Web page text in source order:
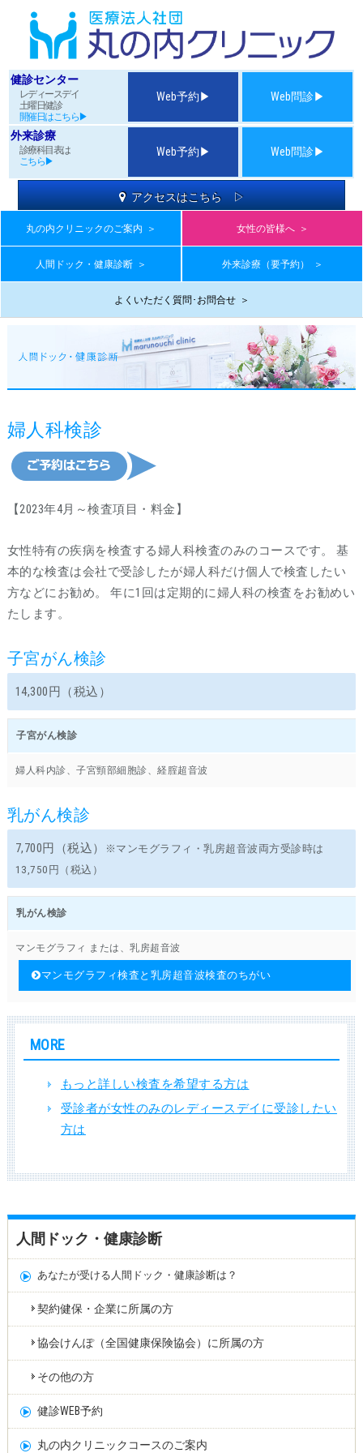
健診センター
レディースデイ
土曜日健診
開催日はこちら▶
Web予約▶ Web問診▶
外来診療
診療科目表は
こちら▶
Web予約▶ Web問診▶
アクセスはこちら ▷
丸の内クリニックのご案内 ＞ 女性の皆様へ ＞
人間ドック・健康診断 ＞ 外来診療（要予約） ＞
よくいただく質問･お問合せ ＞
婦人科検診
【2023年4月～検査項目・料金】
女性特有の疾病を検査する婦人科検査のみのコースです。 基
本的な検査は会社で受診したが婦人科だけ個人で検査したい
方などにお勧め。 年に1回は定期的に婦人科の検査をお勧めい
たします。
子宮がん検診
14,300円（税込）
子宮がん検診
婦人科内診、子宮頸部細胞診、経腟超音波
乳がん検診
7,700円（税込）
※マンモグラフィ・乳房超音波両方受診時は
13,750円（税込）
乳がん検診
マンモグラフィ または、乳房超音波
マンモグラフィ検査と乳房超音波検査のちがい
MORE
もっと詳しい検査を希望する方は
受診者が女性のみのレディースデイに受診したい
方は
人間ドック・健康診断
あなたが受ける人間ドック・健康診断は？
契約健保・企業に所属の方
協会けんぽ（全国健康保険協会）に所属の方
その他の方
健診WEB予約
丸の内クリニックコースのご案内